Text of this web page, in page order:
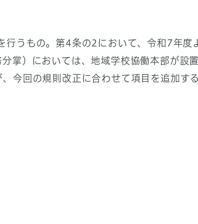
うもの。第4条の2において、令和7年度
掌）においては、地域学校協働本部が設
今回の規則改正に合わせて項目を追加す